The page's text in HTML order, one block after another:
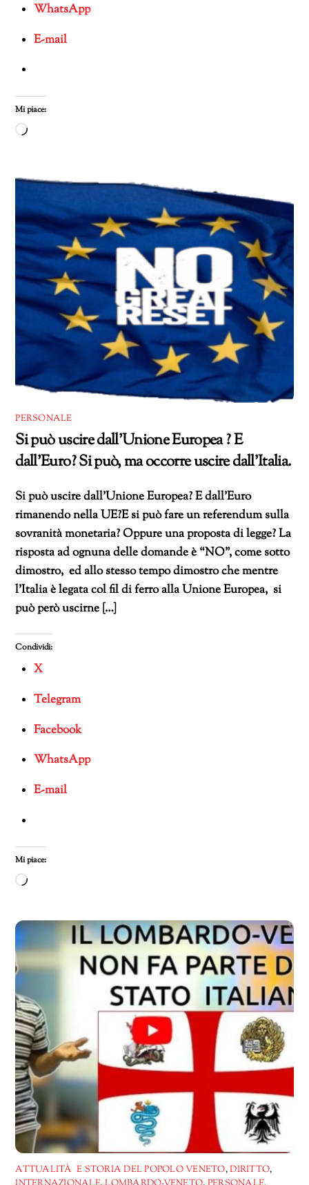
WhatsApp
E-mail
Mi piace:
Caricamento
PERSONALE
Si può uscire dall’Unione Europea ? E
dall’Euro? Si può, ma occorre uscire dall’Italia.
Si può uscire dall’Unione Europea? E dall’Euro
rimanendo nella UE?E si può fare un referendum sulla
sovranità monetaria? Oppure una proposta di legge? La
risposta ad ognuna delle domande è “NO”, come sotto
dimostro, ed allo stesso tempo dimostro che mentre
l’Italia è legata col fil di ferro alla Unione Europea, si
può però uscirne […]
Condividi:
X
Telegram
Facebook
WhatsApp
E-mail
Mi piace:
Caricamento
corso…
ATTUALITÀ E STORIA DEL POPOLO VENETO,DIRITTO,